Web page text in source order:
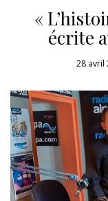
«
écrite
28 avril